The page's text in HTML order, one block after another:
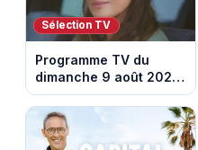
Sélection TV
Programme TV du
dimanche 9 août 2026
: notre sélection pour
votre soirée télé